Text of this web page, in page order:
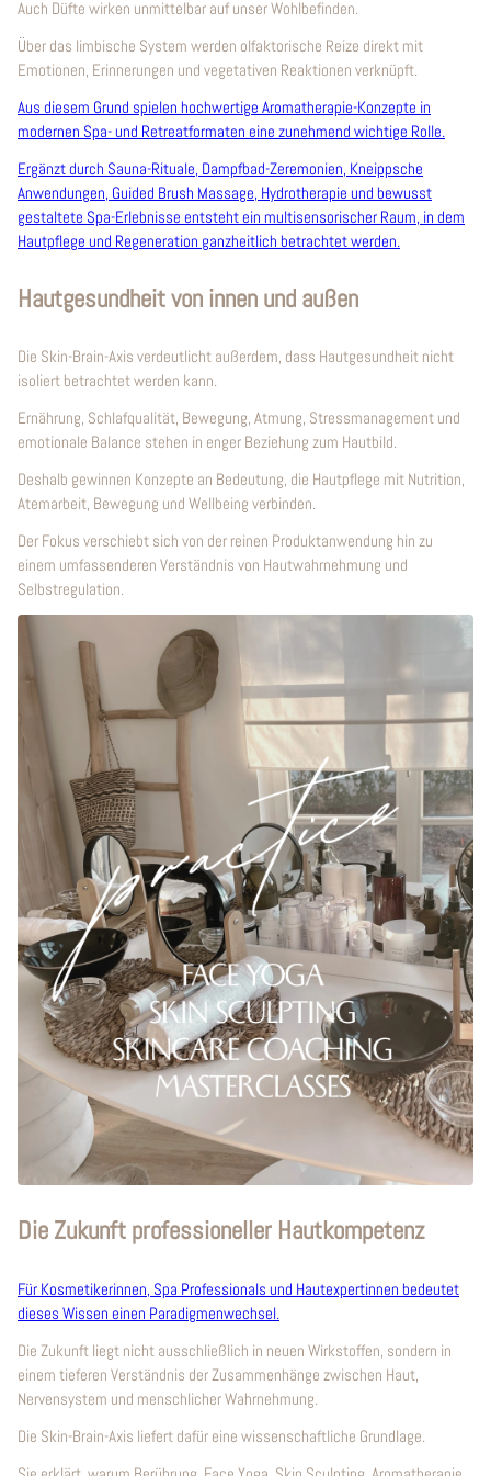
Auch Düfte wirken unmittelbar auf unser Wohlbefinden.
Über das limbische System werden olfaktorische Reize direkt mit
Emotionen, Erinnerungen und vegetativen Reaktionen verknüpft.
Aus diesem Grund spielen hochwertige Aromatherapie-Konzepte in
modernen Spa- und Retreatformaten eine zunehmend wichtige Rolle.
Ergänzt durch Sauna-Rituale, Dampfbad-Zeremonien, Kneippsche
Anwendungen, Guided Brush Massage, Hydrotherapie und bewusst
gestaltete Spa-Erlebnisse entsteht ein multisensorischer Raum, in dem
Hautpflege und Regeneration ganzheitlich betrachtet werden.
Hautgesundheit von innen und außen
Die Skin-Brain-Axis verdeutlicht außerdem, dass Hautgesundheit nicht
isoliert betrachtet werden kann.
Ernährung, Schlafqualität, Bewegung, Atmung, Stressmanagement und
emotionale Balance stehen in enger Beziehung zum Hautbild.
Deshalb gewinnen Konzepte an Bedeutung, die Hautpflege mit Nutrition,
Atemarbeit, Bewegung und Wellbeing verbinden.
Der Fokus verschiebt sich von der reinen Produktanwendung hin zu
einem umfassenderen Verständnis von Hautwahrnehmung und
Selbstregulation.
Die Zukunft professioneller Hautkompetenz
Für Kosmetikerinnen, Spa Professionals und Hautexpertinnen bedeutet
dieses Wissen einen Paradigmenwechsel.
Die Zukunft liegt nicht ausschließlich in neuen Wirkstoffen, sondern in
einem tieferen Verständnis der Zusammenhänge zwischen Haut,
Nervensystem und menschlicher Wahrnehmung.
Die Skin-Brain-Axis liefert dafür eine wissenschaftliche Grundlage.